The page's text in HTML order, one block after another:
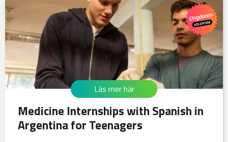
Medicine Internships with Spanish in
Argentina for Teenagers
Läs mer här